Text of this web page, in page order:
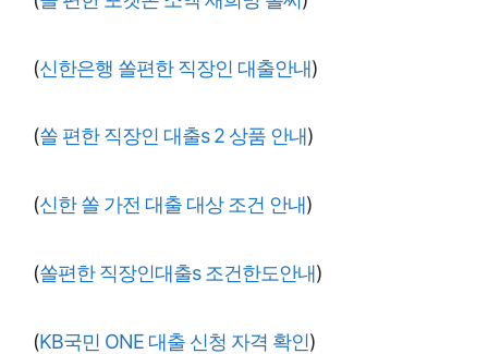
(신한은행 쏠편한 직장인 대출안내)
(쏠 편한 직장인 대출s 2 상품 안내)
(신한 쏠 가전 대출 대상 조건 안내)
(쏠편한 직장인대출s 조건한도안내)
(KB국민 ONE 대출 신청 자격 확인)